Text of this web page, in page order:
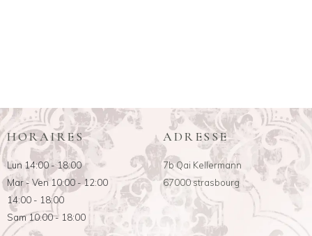
HORAIRES
Lun 14:00 - 18:00
Mar - Ven 10:00 - 12:00
14:00 - 18:00
Sam 10:00 - 18:00
ADRESSE
7b Qai Kellermann
67000 strasbourg